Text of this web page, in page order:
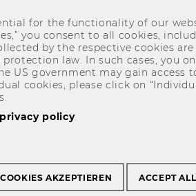
for the functionality of our
you consent to all cookies,
by the respective cookies
law. In such cases, you
US government may gain access
cookies, please click on
privacy policy.
AKZEPTIEREN ACCEPT